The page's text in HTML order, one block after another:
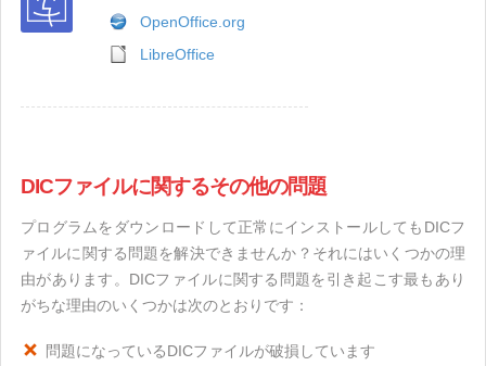
OpenOffice.org
LibreOffice
DICファイルに関するその他の問題
プログラムをダウンロードして正常にインストールしてもDICフ
ァイルに関する問題を解決できませんか？それにはいくつかの理
由があります。DICファイルに関する問題を引き起こす最もあり
がちな理由のいくつかは次のとおりです：
問題になっているDICファイルが破損しています